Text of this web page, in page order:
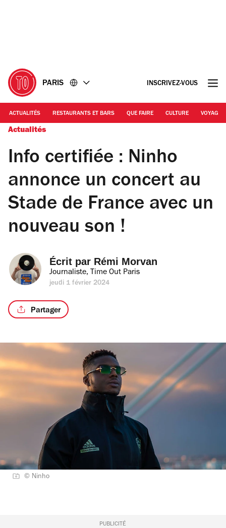
PARIS INSCRIVEZ-VOUS
ACTUALITÉS RESTAURANTS ET BARS QUE FAIRE CULTURE VOYAGE
Actualités
Info certifiée : Ninho
annonce un concert au
Stade de France avec un
nouveau son !
Écrit par Rémi Morvan
Journaliste, Time Out Paris
jeudi 1 février 2024
Partager
© Ninho
PUBLICITÉ